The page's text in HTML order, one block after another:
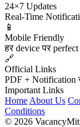
24×7 Updates
Real-Time
📱
Mobile Friendly
हर device पर perfect
🔗
Official Links
PDF + Notification
Important Links
Home About Us
Conditions
© 2026